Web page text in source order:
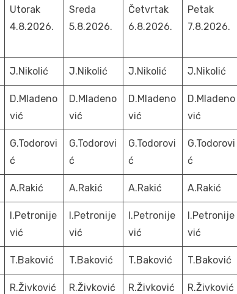
Utorak
4.8.2026.
Sreda
5.8.2026.
Četvrtak
6.8.2026.
Petak
7.8.2026.
J.Nikolić J.Nikolić J.Nikolić J.Nikolić
D.Mladeno
vić
D.Mladeno
vić
D.Mladeno
vić
D.Mladeno
vić
G.Todorovi
ć
G.Todorovi
ć
G.Todorovi
ć
G.Todorovi
ć
A.Rakić A.Rakić A.Rakić A.Rakić
I.Petronije
vić
I.Petronije
vić
I.Petronije
vić
I.Petronije
vić
T.Baković T.Baković T.Baković T.Baković
R.Živković R.Živković R.Živković R.Živković